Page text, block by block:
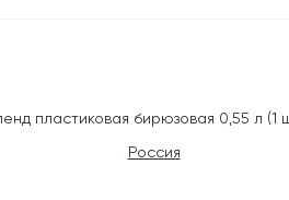
пластиковая бирюзовая 0,55 л (1
Россия